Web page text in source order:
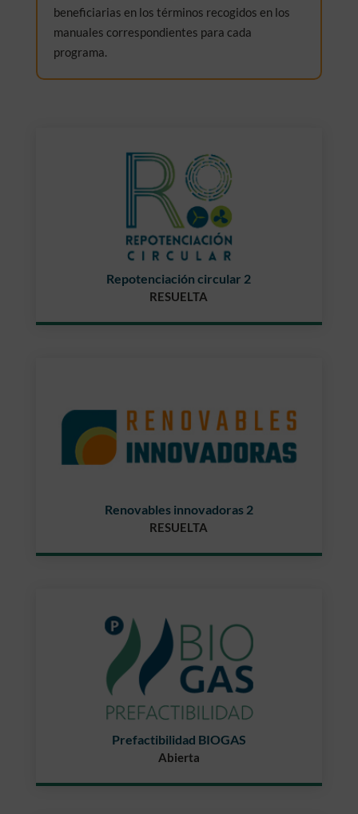
beneficiarias en los términos recogidos en los
manuales correspondientes para cada
programa.
Repotenciación circular 2
RESUELTA
Renovables innovadoras 2
RESUELTA
Prefactibilidad BIOGAS
Abierta